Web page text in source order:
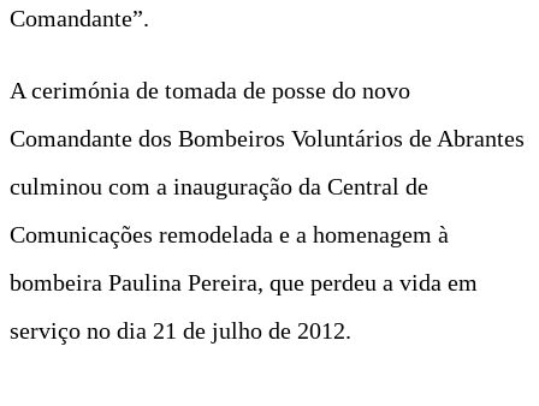
Comandante”.
A cerimónia de tomada de posse do novo
Comandante dos Bombeiros Voluntários de Abrantes
culminou com a inauguração da Central de
Comunicações remodelada e a homenagem à
bombeira Paulina Pereira, que perdeu a vida em
serviço no dia 21 de julho de 2012.